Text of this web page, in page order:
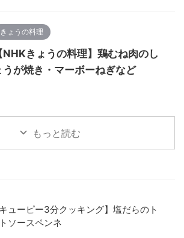
きょうの料理
NHKきょうの料理】鶏むね肉のし
うが焼き・マーボーねぎなど
もっと読む
キューピー3分クッキング】塩だらのト
ソースペンネ